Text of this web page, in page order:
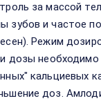
за массой
зубов и частое
Режим
дозы
кальциевых
доз.